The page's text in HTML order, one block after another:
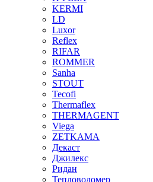
KERMI
LD
Luxor
Reflex
RIFAR
ROMMER
Sanha
STOUT
Tecofi
Thermaflex
THERMAGENT
Viega
ZETKAMA
Декаст
Джилекс
Ридан
Тепловодомер